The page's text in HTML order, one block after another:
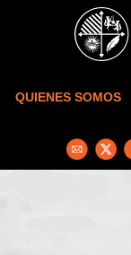
Skip to main content
QUIENES SOMOS